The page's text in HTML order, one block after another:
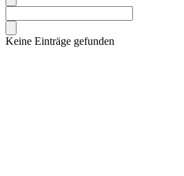
Keine Einträge gefunden